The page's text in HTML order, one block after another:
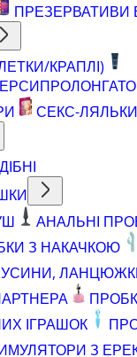
ПРЕЗЕРВАТИВИ
КРАПЛІ)
СЕКС-ЛЯЛЬКИ
АНАЛЬНІ
З НАКАЧКОЮ
ІГРАШОК
З